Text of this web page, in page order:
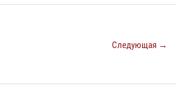
Следующая →